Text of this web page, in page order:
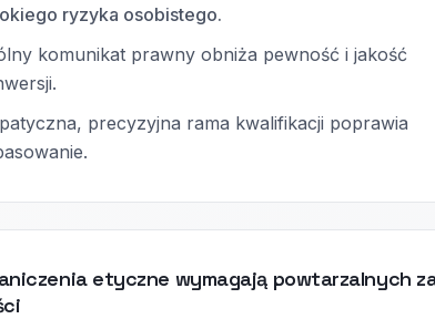
ryzyka osobistego.
komunikat prawny obniża pewność i jakość
precyzyjna rama kwalifikacji poprawia
etyczne wymagają powtarzalnych